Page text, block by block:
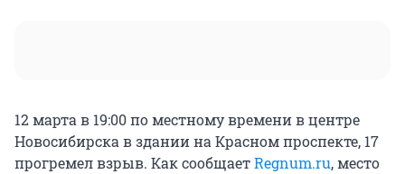
12 марта в 19:00 по местному времени в центре
Новосибирска в здании на Красном проспекте, 17
прогремел взрыв. Как сообщаетRegnum.ru, место